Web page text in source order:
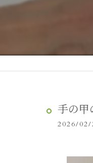
手の甲
2026/02/